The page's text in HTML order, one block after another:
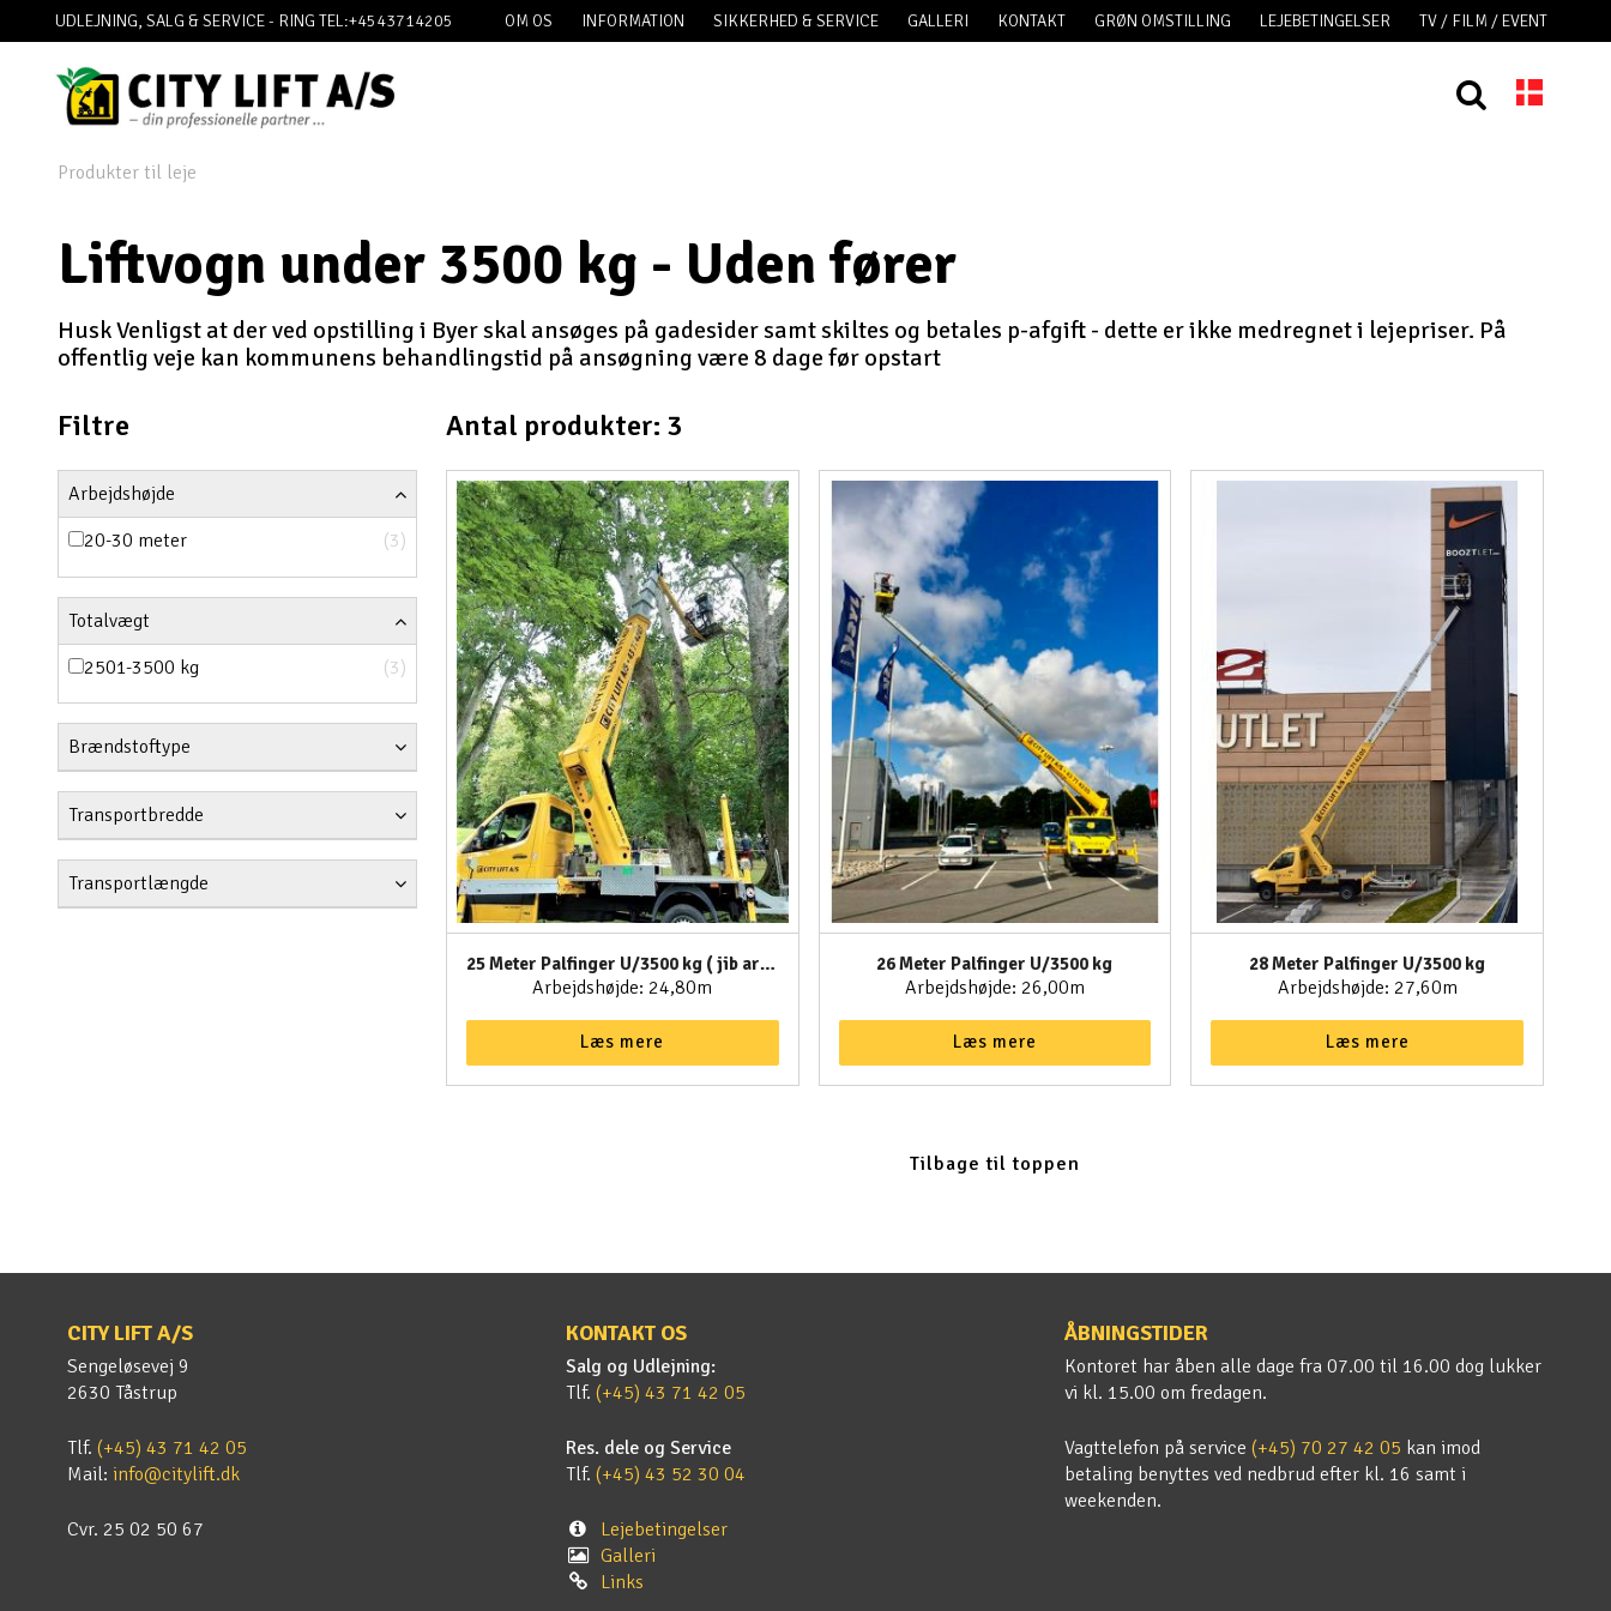
UDLEJNING, SALG & SERVICE - RING TEL:+4543714205 OM OS INFORMATION SIKKERHED & SERVICE GALLERI KONTAKT GRØN OMSTILLING LEJEBETINGELSER TV / FILM / EVENT
Produkter til leje
Liftvogn under 3500 kg - Uden fører
Husk Venligst at der ved opstilling i Byer skal ansøges på gadesider samt skiltes og betales p-afgift - dette er ikke medregnet i lejepriser. På
offentlig veje kan kommunens behandlingstid på ansøgning være 8 dage før opstart
Filtre
Arbejdshøjde
20-30 meter
(3)
Totalvægt
2501-3500 kg
(3)
Brændstoftype
Transportbredde
Transportlængde
Antal produkter: 3
25 Meter Palfinger U/3500 kg ( jib arm )
Arbejdshøjde: 24,80m
Læs mere
26 Meter Palfinger U/3500 kg
Arbejdshøjde: 26,00m
Læs mere
28 Meter Palfinger U/3500 kg
Arbejdshøjde: 27,60m
Læs mere
Tilbage til toppen
CITY LIFT A/S
Sengeløsevej 9
2630 Tåstrup
Tlf. (+45) 43 71 42 05
Mail: info@citylift.dk
Cvr. 25 02 50 67
KONTAKT OS
Salg og Udlejning:
Tlf. (+45) 43 71 42 05
Res. dele og Service
Tlf. (+45) 43 52 30 04
Lejebetingelser
Galleri
Links
ÅBNINGSTIDER
Kontoret har åben alle dage fra 07.00 til 16.00 dog lukker
vi kl. 15.00 om fredagen.
Vagttelefon på service (+45) 70 27 42 05 kan imod
betaling benyttes ved nedbrud efter kl. 16 samt i
weekenden.